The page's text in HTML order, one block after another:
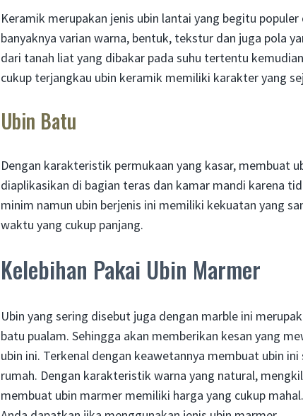
Keramik merupakan jenis ubin lantai yang begitu
banyaknya varian warna, bentuk, tekstur dan juga pola
dari tanah liat yang dibakar pada suhu tertentu
cukup terjangkau ubin keramik memiliki karakter yang
Ubin Batu
Dengan karakteristik permukaan yang kasar, membuat
diaplikasikan di bagian teras dan kamar mandi karena
minim namun ubin berjenis ini memiliki kekuatan yang
waktu yang cukup panjang.
Kelebihan Pakai Ubin Marmer
Ubin yang sering disebut juga dengan marble ini
batu pualam. Sehingga akan memberikan kesan yang
ubin ini. Terkenal dengan keawetannya membuat ubin
rumah. Dengan karakteristik warna yang natural,
membuat ubin marmer memiliki harga yang cukup